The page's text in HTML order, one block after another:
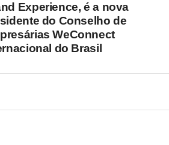
Experience, é a nova
do Conselho de
WeConnect
do Brasil